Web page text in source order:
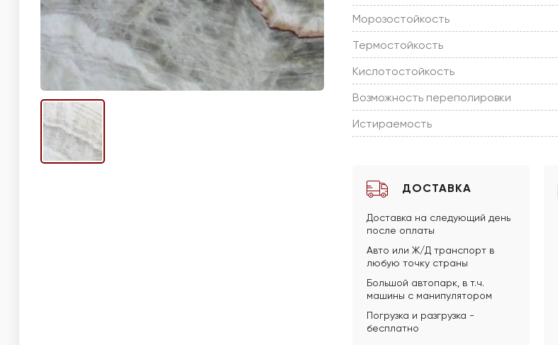
Морозостойкость
Термостойкость
Кислотостойкость
Возможность переполировки
Истираемость
ДОСТАВКА
Доставка на следующий день
после оплаты
Авто или Ж/Д транспорт в
любую точку страны
Большой автопарк, в т.ч.
машины с манипулятором
Погрузка и разгрузка -
бесплатно